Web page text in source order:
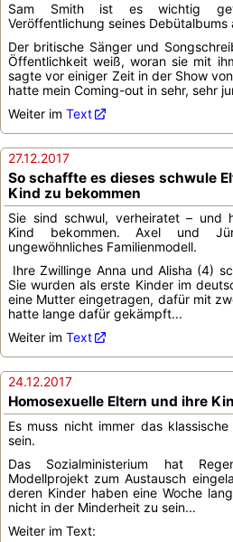
Sam Smith ist es wichtig
Veröffentlichung seines Debütalbums
Der britische Sänger und
Öffentlichkeit weiß, woran sie mit
sagte vor einiger Zeit in der Show
hatte mein Coming-out in sehr, sehr
Weiter im Text
27.12.2017
So schaffte es dieses schwule
Kind zu bekommen
Sie sind schwul, verheiratet – und
Kind bekommen. Axel und
ungewöhnliches Familienmodell.
Ihre Zwillinge Anna und Alisha (4)
Sie wurden als erste Kinder im
eine Mutter eingetragen, dafür mit
hatte lange dafür gekämpft...
Weiter im Text
24.12.2017
Homosexuelle Eltern und ihre
Es muss nicht immer das
sein.
Das Sozialministerium hat
Modellprojekt zum Austausch
deren Kinder haben eine Woche
nicht in der Minderheit zu sein...
Weiter im Text: